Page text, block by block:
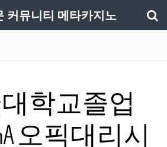
커뮤니티 메타카지노
학교졸업
오픽대리시